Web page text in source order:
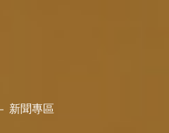
新聞專區